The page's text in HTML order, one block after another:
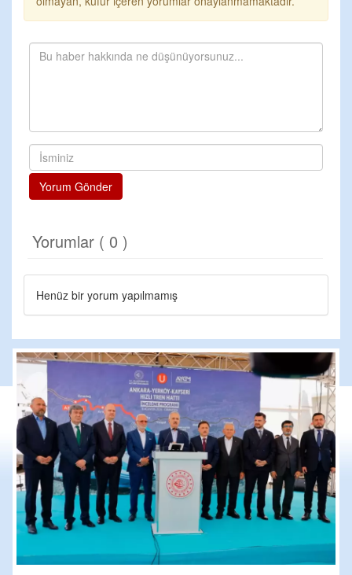
Yorum Gönder
Yorumlar ( 0 )
Henüz bir yorum yapılmamış